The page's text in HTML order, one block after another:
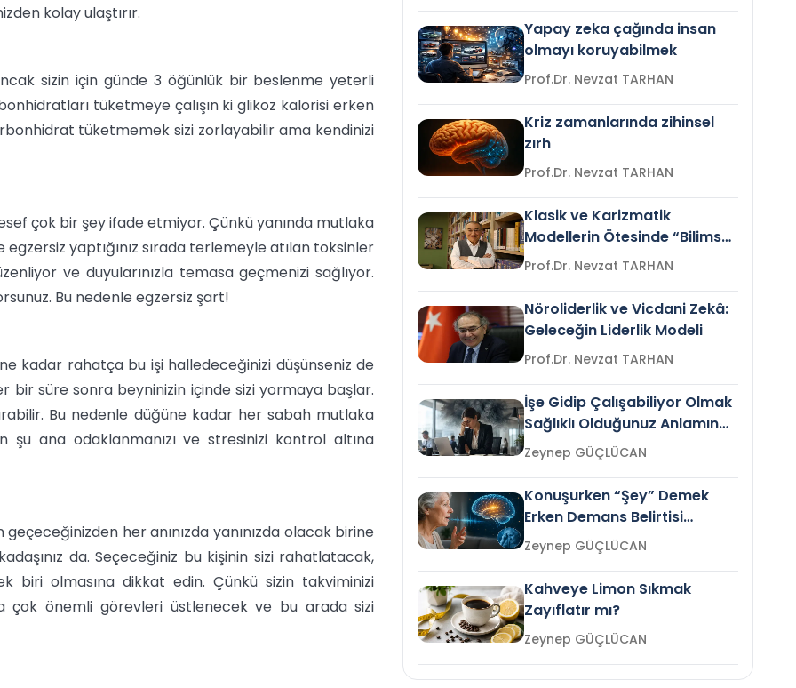
kolay ulaştırır.
sizin için günde 3 öğünlük bir beslenme yeterli
tüketmeye çalışın ki glikoz kalorisi erken
tüketmemek sizi zorlayabilir ama kendinizi
çok bir şey ifade etmiyor. Çünkü yanında mutlaka
egzersiz yaptığınız sırada terlemeyle atılan toksinler
ve duyularınızla temasa geçmenizi sağlıyor.
Bu nedenle egzersiz şart!
kadar rahatça bu işi halledeceğinizi düşünseniz de
bir süre sonra beyninizin içinde sizi yormaya başlar.
Bu nedenle düğüne kadar her sabah mutlaka
ana odaklanmanızı ve stresinizi kontrol altına
her anınızda yanınızda olacak birine
da. Seçeceğiniz bu kişinin sizi rahatlatacak,
biri olmasına dikkat edin. Çünkü sizin takviminizi
çok önemli görevleri üstlenecek ve bu arada sizi
Yapay zeka çağında insan
olmayı koruyabilmek
Prof.Dr. Nevzat TARHAN
Kriz zamanlarında zihinsel
zırh
Prof.Dr. Nevzat TARHAN
Klasik ve Karizmatik
Modellerin Ötesinde “Bilimsel
Liderlik”
Prof.Dr. Nevzat TARHAN
Nöroliderlik ve Vicdani Zekâ:
Geleceğin Liderlik Modeli
Prof.Dr. Nevzat TARHAN
İşe Gidip Çalışabiliyor Olmak
Sağlıklı Olduğunuz Anlamına
Gelir mi?Zeynep GÜÇLÜCAN
Konuşurken “Şey” Demek
Erken Demans Belirtisi
Olabilir mi?Zeynep GÜÇLÜCAN
Kahveye Limon Sıkmak
Zayıflatır mı?
Zeynep GÜÇLÜCAN